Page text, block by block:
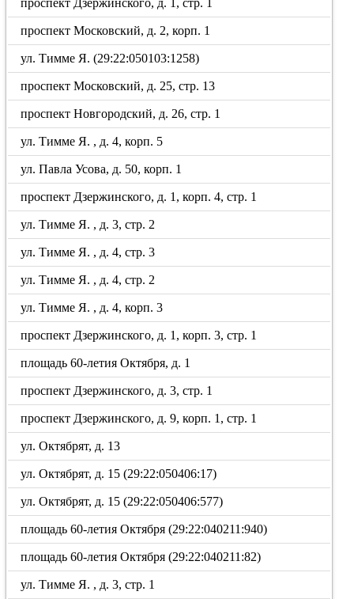
проспект Дзержинского, д. 1, стр. 1
проспект Московский, д. 2, корп. 1
ул. Тимме Я. (29:22:050103:1258)
проспект Московский, д. 25, стр. 13
проспект Новгородский, д. 26, стр. 1
ул. Тимме Я. , д. 4, корп. 5
ул. Павла Усова, д. 50, корп. 1
проспект Дзержинского, д. 1, корп. 4, стр. 1
ул. Тимме Я. , д. 3, стр. 2
ул. Тимме Я. , д. 4, стр. 3
ул. Тимме Я. , д. 4, стр. 2
ул. Тимме Я. , д. 4, корп. 3
проспект Дзержинского, д. 1, корп. 3, стр. 1
площадь 60-летия Октября, д. 1
проспект Дзержинского, д. 3, стр. 1
проспект Дзержинского, д. 9, корп. 1, стр. 1
ул. Октябрят, д. 13
ул. Октябрят, д. 15 (29:22:050406:17)
ул. Октябрят, д. 15 (29:22:050406:577)
площадь 60-летия Октября (29:22:040211:940)
площадь 60-летия Октября (29:22:040211:82)
ул. Тимме Я. , д. 3, стр. 1